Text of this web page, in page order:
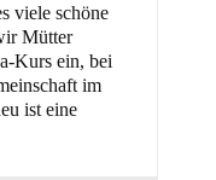
viele schöne
Mütter
Kurs ein, bei
im
ist eine